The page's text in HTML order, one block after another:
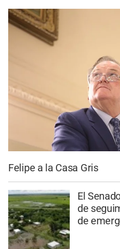
Felipe a la Casa Gris
El
de
de